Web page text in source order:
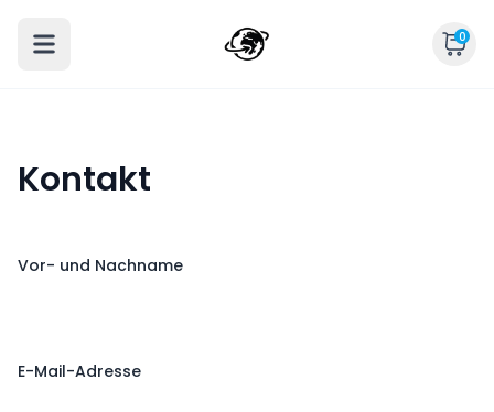
0
Kontakt
Vor- und Nachname
E-Mail-Adresse